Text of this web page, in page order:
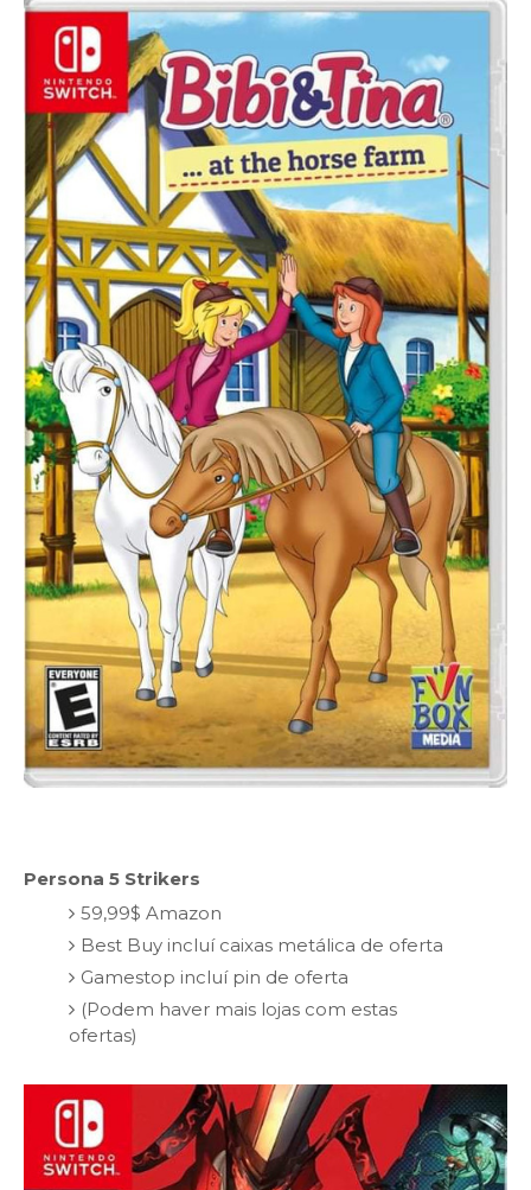
Persona 5 Strikers
59,99$ Amazon
Best Buy incluí caixas metálica de oferta
Gamestop incluí pin de oferta
(Podem haver mais lojas com estas
ofertas)